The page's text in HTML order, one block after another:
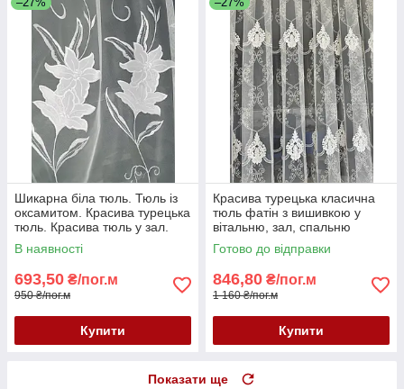
Шикарна біла тюль. Тюль із
оксамитом. Красива турецька
тюль. Красива тюль у зал.
Тюль у спальню
В наявності
693,50 ₴/пог.м
950 ₴/пог.м
Купити
Красива турецька класична
тюль фатін з вишивкою у
вітальню, зал, спальню
купити Україна
Готово до відправки
846,80 ₴/пог.м
1 160 ₴/пог.м
Купити
Показати ще